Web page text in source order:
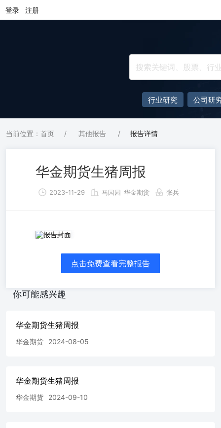
登录 注册
行业研究 公司研
当前位置：首页 / 其他报告 / 报告详情
华金期货生猪周报
2023-11-29 马园园 华金期货 张兵
周度总结供应端，集团场出栏计划略显偏慢，散户出栏积极
供应端充足；需求端，腌腊灌肠零星开始，屠宰企业的屠宰
量小幅增加，大猪需求量不多，对市场支撑有限。综合来
而市场供强需弱局面难有明显缓解，尽管市场对11月底腌腊
续去化； Ø行业亏损局面仍难有缓解，而对应期限前的能繁
母猪存栏量变化及仔猪出生量变化均预示着11月份商品猪存
时全国各地气温下降，腌腊灌肠将逐步启动，但今年来多次
国内重点屠宰开工率34.2%，较上周增加。多地气温下降，
点击免费查看完整报告
你可能感兴趣
华金期货生猪周报
华金期货 2024-08-05
华金期货生猪周报
华金期货 2024-09-10